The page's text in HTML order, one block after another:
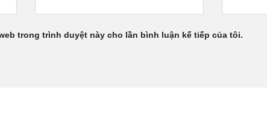
trong trình duyệt này cho lần bình luận kế tiếp của tôi.